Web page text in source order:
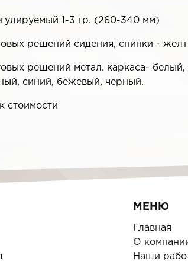
1-3 гр. (260-340 мм)
решений сидения, спинки -
решений метал. каркаса-
синий, бежевый, черный.
стоимости
МЕНЮ
Главная
О
Наши